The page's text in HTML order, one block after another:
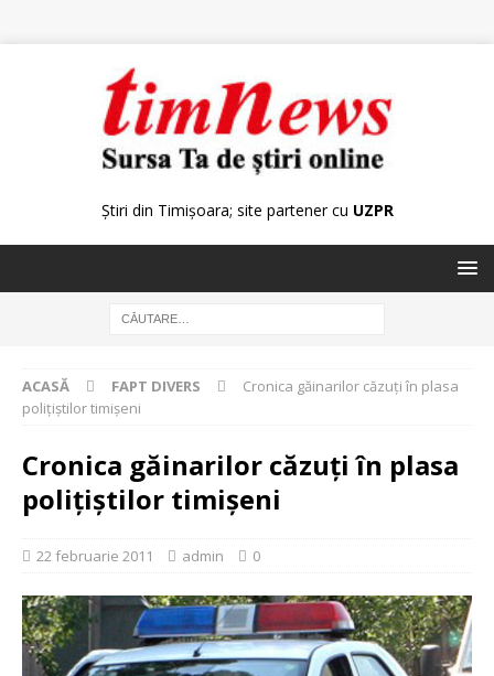
Știri din Timișoara; site partener cu UZPR
ACASĂ FAPT DIVERS
Cronica găinarilor căzuți în plasa
polițiștilor timișeni
Cronica găinarilor căzuți în plasa
polițiștilor timișeni
22 februarie 2011 admin 0